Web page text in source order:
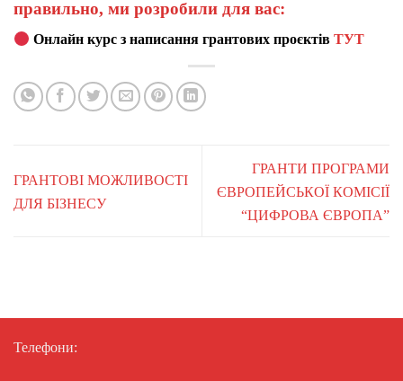
правильно, ми розробили для вас:
Онлайн курс з написання грантових проєктівТУТ
ГРАНТОВІ МОЖЛИВОСТІ
ДЛЯ БІЗНЕСУ
ГРАНТИ ПРОГРАМИ
ЄВРОПЕЙСЬКОЇ КОМІСІЇ
“ЦИФРОВА ЄВРОПА”
Телефони: